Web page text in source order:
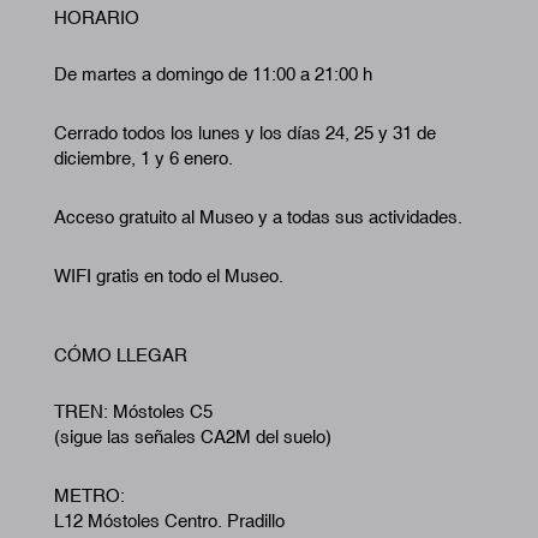
HORARIO
De martes a domingo de 11:00 a 21:00 h
Cerrado todos los lunes y los días 24, 25 y 31 de
diciembre, 1 y 6 enero.
Acceso gratuito al Museo y a todas sus actividades.
WIFI gratis en todo el Museo.
CÓMO LLEGAR
TREN: Móstoles C5
(sigue las señales CA2M del suelo)
METRO:
L12 Móstoles Centro. Pradillo